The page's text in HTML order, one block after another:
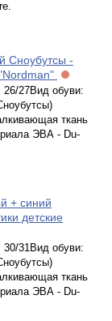
Сноубутсы -
27Вид обуви:
ткань
ЭВА - Du-
+ синий
детские
31Вид обуви:
ткань
ЭВА - Du-